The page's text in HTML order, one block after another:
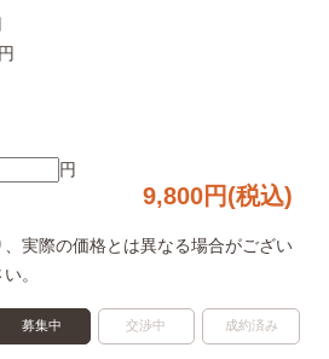
円
9,800円(税込)
実際の価格とは異なる場合がござい
。
募集中 交渉中 成約済み